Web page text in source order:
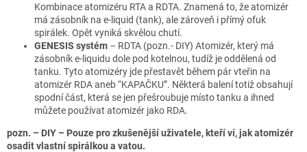
Kombinace atomizéru RTA a RDTA. Znamená to, že atomizér
má zásobník na e-liquid (tank), ale zároveň i přímý ofuk
spirálek. Opět vyniká skvělou chutí.
GENESIS systém – RDTA (pozn.- DIY) Atomizér, který má
zásobník e-liquidu dole pod kotelnou, tudíž je oddělená od
tanku. Tyto atomizéry jde přestavět během pár vteřin na
atomizér RDA aneb “KAPAČKU”. Některá balení totiž obsahují
spodní část, která se jen přešroubuje místo tanku a ihned
můžete používat atomizér jako RDA.
pozn. – DIY – Pouze pro zkušenější uživatele, kteří ví, jak atomizér
osadit vlastní spirálkou a vatou.